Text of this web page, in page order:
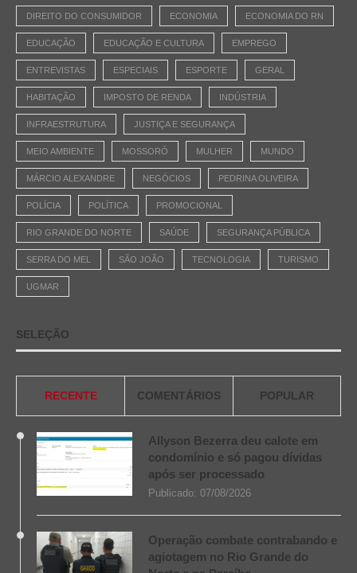
DIREITO DO CONSUMIDOR ECONOMIA ECONOMIA DO RN
EDUCAÇÃO EDUCAÇÃO E CULTURA EMPREGO
ENTREVISTAS ESPECIAIS ESPORTE GERAL
HABITAÇÃO IMPOSTO DE RENDA INDÚSTRIA
INFRAESTRUTURA JUSTIÇA E SEGURANÇA
MEIO AMBIENTE MOSSORÓ MULHER MUNDO
MÁRCIO ALEXANDRE NEGÓCIOS PEDRINA OLIVEIRA
POLÍCIA POLÍTICA PROMOCIONAL
RIO GRANDE DO NORTE SAÚDE SEGURANÇA PÚBLICA
SERRA DO MEL SÃO JOÃO TECNOLOGIA TURISMO
UGMAR
SELEÇÃO
RECENTE COMENTÁRIOS POPULAR
Allyson Bezerra deu calote em
condomínio e só pagou dívidas
após ser processado
Publicado: 07/08/2026
Operação combate contrabando e
agiotagem no Rio Grande do